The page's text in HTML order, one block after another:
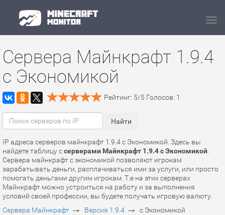
Сервера Майнкрафт 1.9.4
с Экономикой
Рейтинг: 5/5 Голосов: 1
IP адреса серверов майнкрафт 1.9.4 с Экономикой. Здесь вы
найдете таблицу ссерверами Майнкрафт 1.9.4 с Экономикой
Сервера майнкрафт с экономикой позволяют игрокам
зарабатывать деньги, расплачиваться ими за услуги, или просто
помогать деньгами другим игрокам. Т.е на этих серверах
Майнкрафт можно устроиться на работу и за выполнения
условий своей профессии, вы будете получать игровую валюту.
Сервера Майнкрафт → Версия 1.9.4 → с Экономикой